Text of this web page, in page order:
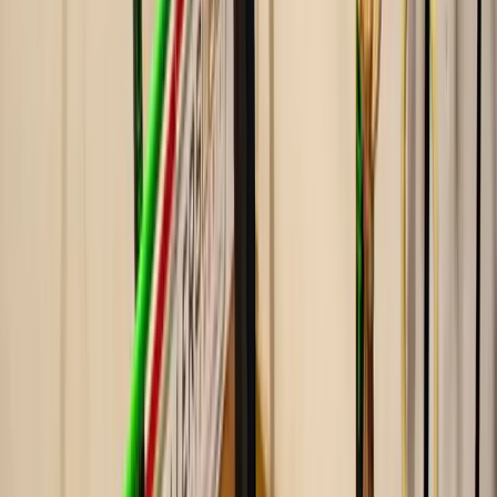
Si puedes mover tu cuerpo, puedes hacer calistenia. Yo
te enseño cómo. ”
Horario de calistenia
Lun. / Miér. / Vier. — 17:00 a 21:00
Martes y Jueves — 19:00 a 21:00
Más actividades en Tenisquash Alzira
calistenia con más